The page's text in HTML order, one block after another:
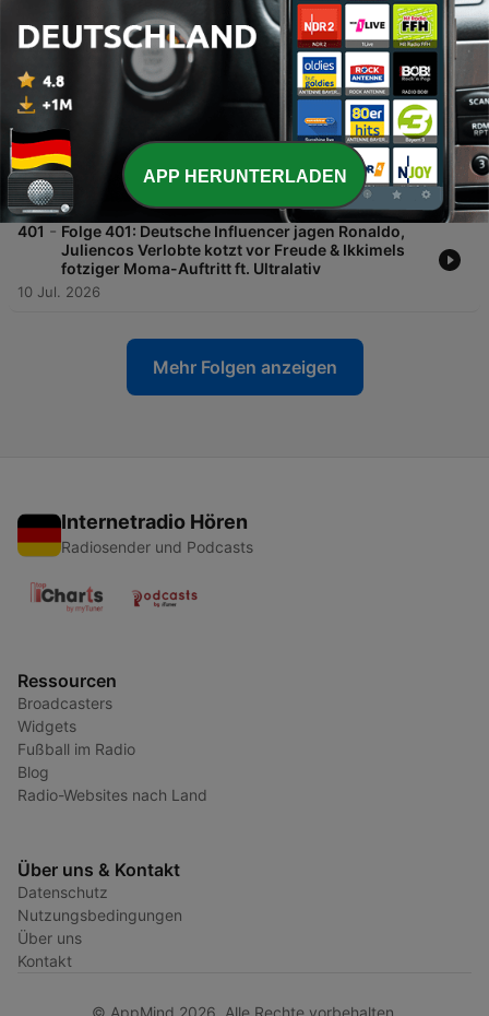
403 - Folge 403: Medfluencer fallen auf ausgedachte
Krankheit rein, Pelzfluencer in der Kritik & Ein
Lebenszeichen von Unge ft. Doktor Whatson
24 Jul. 2026
402 - Folge 402: Kuchen-Krach, Klöckner-Kritik &
endlich Klarheit: Spermaversand gilt als Paket ft.
Lisa Ludwig
17 Jul. 2026
401 - Folge 401: Deutsche Influencer jagen Ronaldo,
Juliencos Verlobte kotzt vor Freude & Ikkimels
fotziger Moma-Auftritt ft. Ultralativ
10 Jul. 2026
Mehr Folgen anzeigen
Internetradio Hören
Radiosender und Podcasts
Ressourcen
Broadcasters
Widgets
Fußball im Radio
Blog
Radio-Websites nach Land
Über uns & Kontakt
Datenschutz
Nutzungsbedingungen
Über uns
Kontakt
APP HERUNTERLADEN